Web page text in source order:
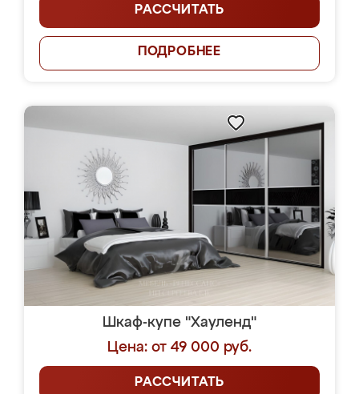
РАССЧИТАТЬ
ПОДРОБНЕЕ
Шкаф-купе "Хауленд"
Цена: от 49 000 руб.
РАССЧИТАТЬ